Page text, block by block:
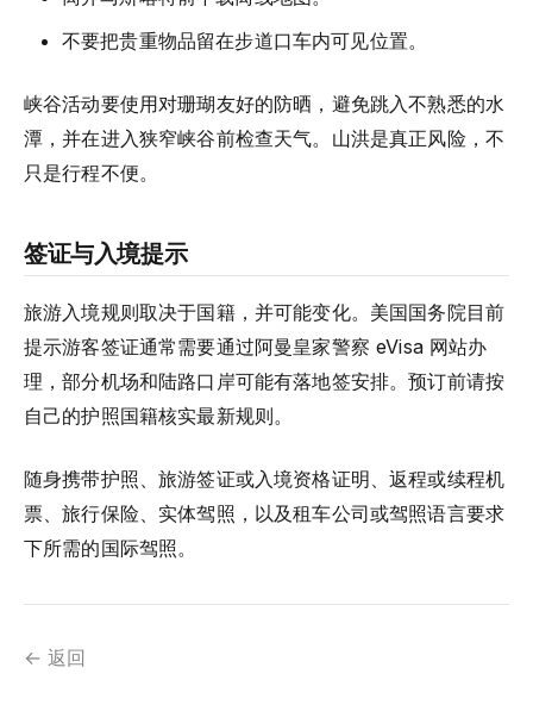
不要把贵重物品留在步道口车内可见位置。
峡谷活动要使用对珊瑚友好的防晒，避免跳入不熟悉的水
潭，并在进入狭窄峡谷前检查天气。山洪是真正风险，不
只是行程不便。
签证与入境提示
旅游入境规则取决于国籍，并可能变化。美国国务院目前
提示游客签证通常需要通过阿曼皇家警察 eVisa 网站办
理，部分机场和陆路口岸可能有落地签安排。预订前请按
自己的护照国籍核实最新规则。
随身携带护照、旅游签证或入境资格证明、返程或续程机
票、旅行保险、实体驾照，以及租车公司或驾照语言要求
下所需的国际驾照。
← 返回